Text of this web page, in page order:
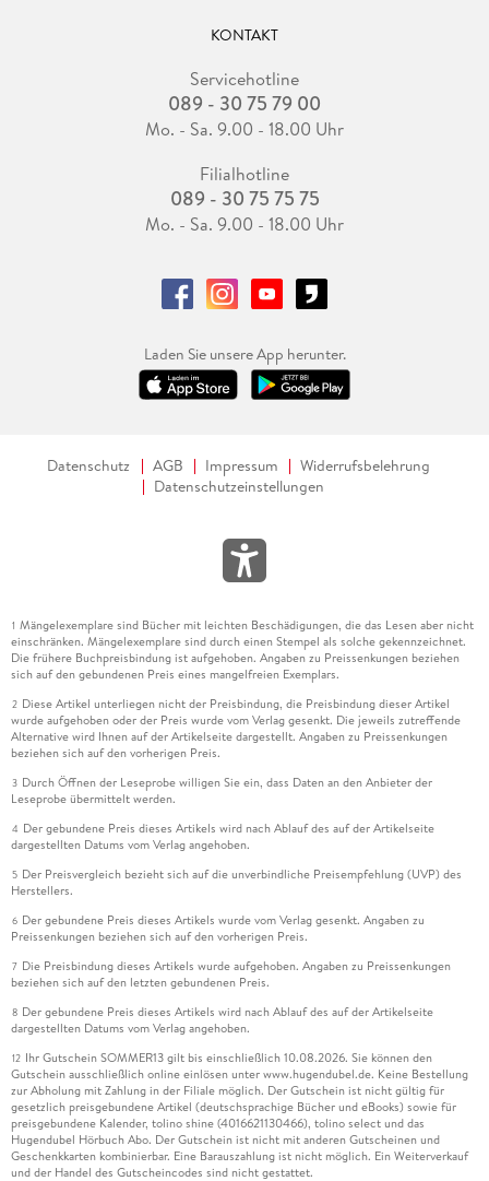
KONTAKT
Servicehotline
089 - 30 75 79 00
Mo. - Sa. 9.00 - 18.00 Uhr
Filialhotline
089 - 30 75 75 75
Mo. - Sa. 9.00 - 18.00 Uhr
Laden Sie unsere App herunter.
Datenschutz AGB Impressum
Widerrufsbelehrung
Datenschutzeinstellungen
1 Mängelexemplare sind Bücher mit leichten Beschädigungen, die das Lesen aber nicht
einschränken. Mängelexemplare sind durch einen Stempel als solche gekennzeichnet.
Die frühere Buchpreisbindung ist aufgehoben. Angaben zu Preissenkungen beziehen
sich auf den gebundenen Preis eines mangelfreien Exemplars.
2 Diese Artikel unterliegen nicht der Preisbindung, die Preisbindung dieser Artikel
wurde aufgehoben oder der Preis wurde vom Verlag gesenkt. Die jeweils zutreffende
Alternative wird Ihnen auf der Artikelseite dargestellt. Angaben zu Preissenkungen
beziehen sich auf den vorherigen Preis.
3 Durch Öffnen der Leseprobe willigen Sie ein, dass Daten an den Anbieter der
Leseprobe übermittelt werden.
4 Der gebundene Preis dieses Artikels wird nach Ablauf des auf der Artikelseite
dargestellten Datums vom Verlag angehoben.
5 Der Preisvergleich bezieht sich auf die unverbindliche Preisempfehlung (UVP) des
Herstellers.
6 Der gebundene Preis dieses Artikels wurde vom Verlag gesenkt. Angaben zu
Preissenkungen beziehen sich auf den vorherigen Preis.
7 Die Preisbindung dieses Artikels wurde aufgehoben. Angaben zu Preissenkungen
beziehen sich auf den letzten gebundenen Preis.
8 Der gebundene Preis dieses Artikels wird nach Ablauf des auf der Artikelseite
dargestellten Datums vom Verlag angehoben.
12 Ihr Gutschein SOMMER13 gilt bis einschließlich 10.08.2026. Sie können den
Gutschein ausschließlich online einlösen unter www.hugendubel.de. Keine Bestellung
zur Abholung mit Zahlung in der Filiale möglich. Der Gutschein ist nicht gültig für
gesetzlich preisgebundene Artikel (deutschsprachige Bücher und eBooks) sowie für
preisgebundene Kalender, tolino shine (4016621130466), tolino select und das
Hugendubel Hörbuch Abo. Der Gutschein ist nicht mit anderen Gutscheinen und
Geschenkkarten kombinierbar. Eine Barauszahlung ist nicht möglich. Ein Weiterverkauf
und der Handel des Gutscheincodes sind nicht gestattet.